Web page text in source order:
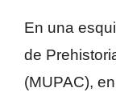
En una
de
(MUPAC),